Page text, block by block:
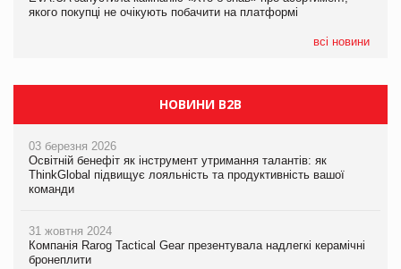
якого покупці не очікують побачити на платформі
всі новини
якого покупці не очікують побачити на платформі
НОВИНИ B2B
03 березня 2026
Освітній бенефіт як інструмент утримання талантів: як
ThinkGlobal підвищує лояльність та продуктивність вашої
команди
31 жовтня 2024
Компанія Rarog Tactical Gear презентувала надлегкі керамічні
бронеплити